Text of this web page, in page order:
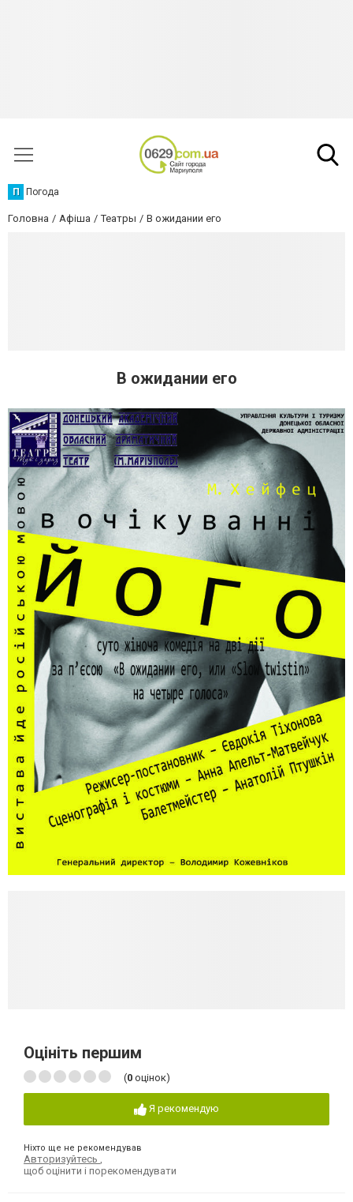
П Погода
Головна Афіша Театры В ожидании его
В ожидании его
Оцініть першим
(0 оцінок)
Я рекомендую
Ніхто ще не рекомендував
Авторизуйтесь
щоб оцінити і порекомендувати